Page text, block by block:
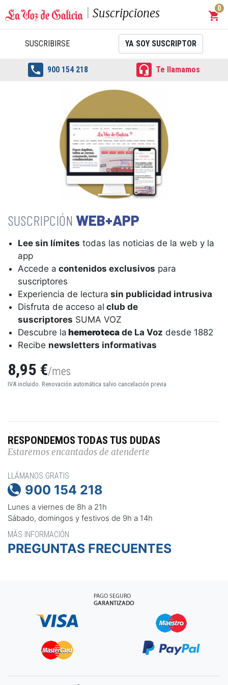
Suscripciones shopping_cart
0
SUSCRIBIRSE YA SOY SUSCRIPTOR
 900 154 218  Te llamamos
WEB+APP
Lee sin límites todas las noticias de la web y la
app
Accede a contenidos exclusivos para
suscriptores
Experiencia de lectura sin publicidad intrusiva
Disfruta de acceso al club de
suscriptores SUMA VOZ
Descubre la hemeroteca de La Voz desde 1882
Recibe newsletters informativas
8,95 €/mes
IVA incluido. Renovación automática salvo cancelación previa
RESPONDEMOS TODAS TUS DUDAS
Estaremos encantados de atenderte
LLÁMANOS GRATIS
 900 154 218
Lunes a viernes de 8h a 21h
Sábado, domingos y festivos de 9h a 14h
MÁS INFORMACIÓN
PREGUNTAS FRECUENTES